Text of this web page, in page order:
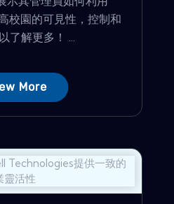
校園的可見性，控制和
解更多！ ...
More